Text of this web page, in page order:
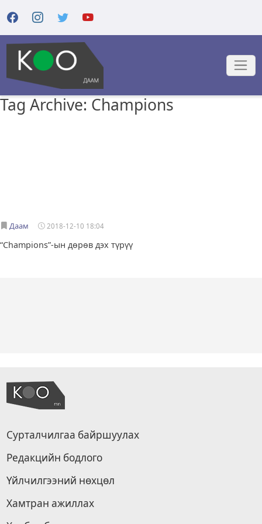
Tag Archive: Champions
Даам 2018-12-10 18:04
“Champions”-ын дөрөв дэх түрүү
Сурталчилгаа байршуулах
Редакцийн бодлого
Үйлчилгээний нөхцөл
Хамтран ажиллах